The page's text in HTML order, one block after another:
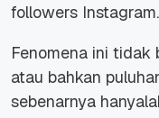
followers Instagram.
Fenomena ini tidak
atau bahkan
sebenarnya